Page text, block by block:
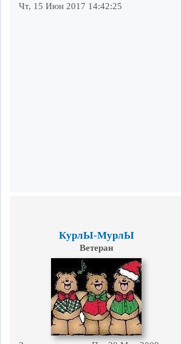
Чт, 15 Июн 2017 14:42:25
КурлЫ-МурлЫ
Ветеран